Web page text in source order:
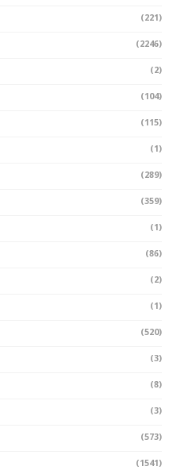
(221)
(2246)
(2)
(104)
(115)
(1)
(289)
(359)
(1)
(86)
(2)
(1)
(520)
(3)
(8)
(3)
(573)
(1541)